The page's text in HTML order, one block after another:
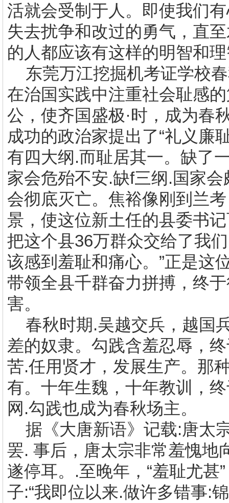
活就会受制于人。即使我们
失去扰争和改过的勇气，直
的人都应该有这样的明智和
东莞万江挖掘机考证学校
在治国实践中注重社会耻感
公，使齐国盛极·时，成为春
成功的政治家提出了“礼义廉
有四大纲.而耻居其一。缺了
家会危殆不安.缺f三纲.国家
会彻底灭亡。焦裕像刚到兰
景，使这位新土任的县委书
把这个县36万群众交给了我
该感到羞耻和痛心。”正是这
带领全县千群奋力拼搏，终
害。
春秋时期.吴越交兵，越国
差的奴隶。勾践含羞忍辱，
苦.任用贤才，发展生产。那
有。十年生魏，十年教训，
网 .勾践也成为春秋场主。
据《大唐新语》记载:唐太
罢. 事后，唐太宗非常羞愧地
遂停耳。 .至晚年，“羞耻尤甚
子:“我即位以来.做许多错事: